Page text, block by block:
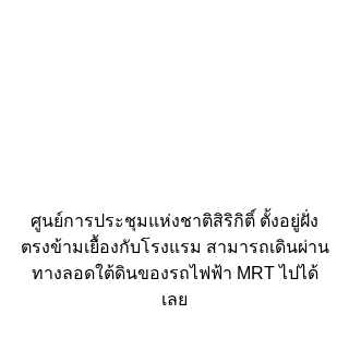
ศูนย์การประชุมแห่งชาติสิริกิติ์ ตั้งอยู่ฝั่ง
ตรงข้ามเยื้องกับโรงแรม สามารถเดินผ่าน
ทางลอดใต้ดินของรถไฟฟ้า MRT ไปได้
เลย